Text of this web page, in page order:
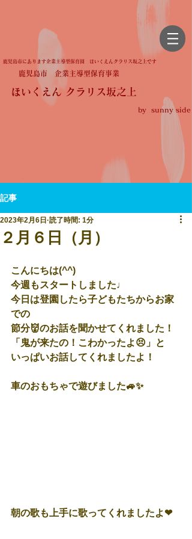
鹿児島市にあります企業主導型保育園 ほいくえんクラリス坂之上です
鹿児島市 企業主導型保育事業
ほいくえん クラリス坂之上
by sunny side
記事
２月６日（月）
2023年2月6日 読了時間: 1分
こんにちは(^^)
今週もスタートしました♩
今日は登園したら子どもたちからお家
での
節分👹のお話を聞かせてくれました！
「鬼が来たの！こわかったよ😣」と
いっぱいお話してくれましたよ！
車のおもちゃで遊びました🚙✨
朝の歌も上手に歌ってくれましたよ❤